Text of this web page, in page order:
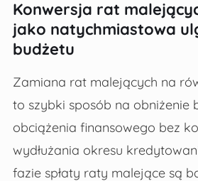
Konwersja rat
jako natychmiastowa
budżetu
Zamiana rat malejących na
to szybki sposób na obniżenie
obciążenia finansowego bez
wydłużania okresu
fazie spłaty raty malejące są